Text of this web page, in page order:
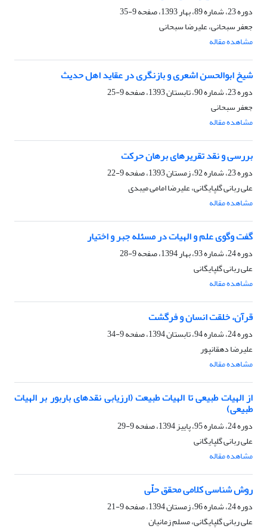
دوره 23، شماره 89، بهار 1393، صفحه
9-35
جعفر سبحانی، علیرضا سبحانی
مشاهده مقاله
شیخ ابوالحسن اشعرى و بازنگرى در عقاید اهل حدیث
دوره 23، شماره 90، تابستان 1393، صفحه
9-25
جعفر سبحانی
مشاهده مقاله
بررسی و نقد تقریرهای برهان حرکت
دوره 23، شماره 92، زمستان 1393، صفحه
9-22
علی ربانی گلپایگانی، علیرضا امامی میبدی
مشاهده مقاله
گفت وگوی علم و الهیات در مسئله جبر و اختیار
دوره 24، شماره 93، بهار 1394، صفحه
9-28
علی ربانی گلپایگانی
مشاهده مقاله
قرآن، خلقت انسان و فرگشت
دوره 24، شماره 94، تابستان 1394، صفحه
9-34
علیرضا دهقانپور
مشاهده مقاله
از الهیات طبیعی تا الهیات طبیعت (ارزیابی نقدهای باربور بر الهیات
طبیعی)
دوره 24، شماره 95، پاییز 1394، صفحه
9-29
علی ربانی گلپایگانی
مشاهده مقاله
روش شناسی کلامی محقق حلّی
دوره 24، شماره 96، زمستان 1394، صفحه
9-21
علی ربانی گلپایگانی، مسلم زمانیان